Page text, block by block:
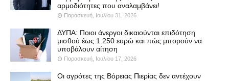
αρμοδιότητες που αναλαμβάνει!
Παρασκευή, Ιουλίου 31, 2026
ΔΥΠΑ: Ποιοι άνεργοι δικαιούνται επιδότηση
μισθού έως 1.250 ευρώ και πώς μπορούν να
υποβάλουν αίτηση
Παρασκευή, Ιουλίου 17, 2026
Οι αγρότες της Βόρειας Πιερίας δεν αντέχουν